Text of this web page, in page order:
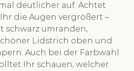
deutlicher auf. Achtet
die Augen vergrößert –
schwarz umranden,
Lidstrich oben und
Auch bei der Farbwahl
Ihr schauen, welcher